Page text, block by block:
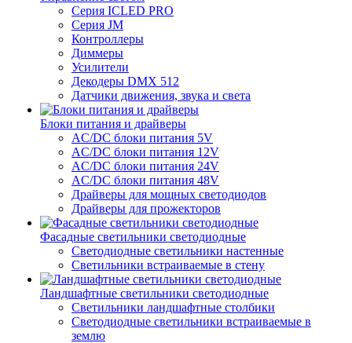
Серия ICLED PRO
Серия JM
Контроллеры
Диммеры
Усилители
Декодеры DMX 512
Датчики движения, звука и света
Блоки питания и драйверы
AC/DC блоки питания 5V
AC/DC блоки питания 12V
AC/DC блоки питания 24V
AC/DC блоки питания 48V
Драйверы для мощных светодиодов
Драйверы для прожекторов
Фасадные светильники светодиодные
Светодиодные светильники настенные
Светильники встраиваемые в стену
Ландшафтные светильники светодиодные
Светильники ландшафтные столбики
Светодиодные светильники встраиваемые в
землю